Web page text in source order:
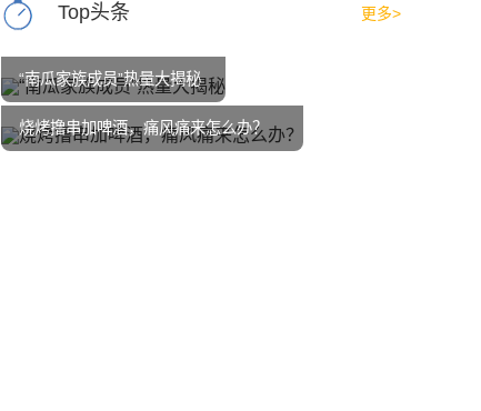
Top头条 更多>
“南瓜家族成员”热量大揭秘
烧烤撸串加啤酒，痛风痛来怎么办？